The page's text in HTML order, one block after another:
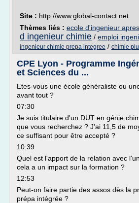
Site : http://www.global-contact.net
Thèmes liés : ecole d'ingenieur
d ingenieur chimie / emploi
ingenieur chimie prepa integree / chimie
CPE Lyon - Programme
et Sciences du ...
Etes-vous une école généraliste ou
avant tout ?
07:30
Je suis titulaire d'un DUT en génie
que vous recherchez ? J'ai 11,5 de
ce suffisant pour être accepté ?
10:39
Quel est l'apport de la relation avec
cela a un impact sur la formation ?
12:53
Peut-on faire partie des assos dès la
prépa intégrée ?